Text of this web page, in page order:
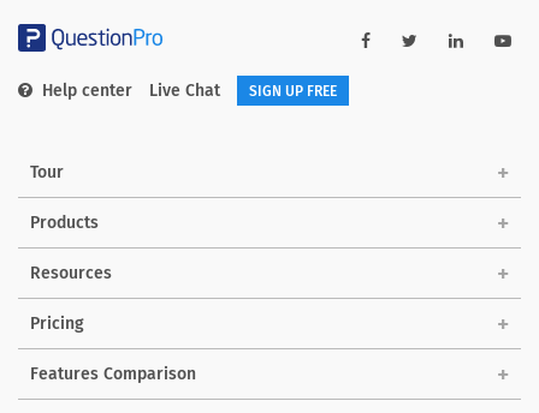
Help center Live Chat SIGN UP FREE
Tour
Products
Resources
Pricing
Features Comparison